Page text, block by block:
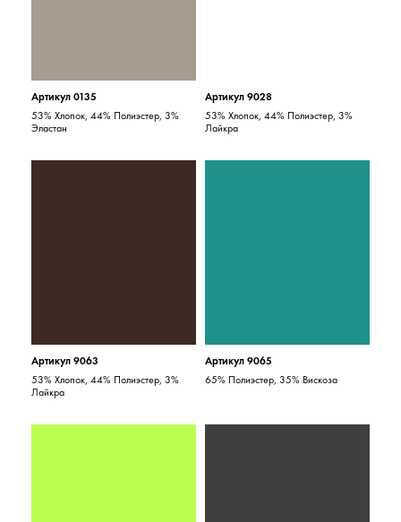
Артикул 0135
53% Хлопок, 44% Полиэстер, 3%
Эластан
Артикул 9028
53% Хлопок, 44% Полиэстер, 3%
Лайкра
Артикул 9063
53% Хлопок, 44% Полиэстер, 3%
Лайкра
Артикул 9065
65% Полиэстер, 35% Вискоза